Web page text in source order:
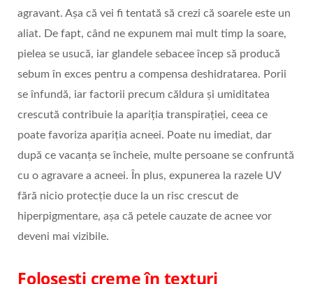
agravant. Așa că vei fi tentată să crezi că soarele este un
aliat. De fapt, când ne expunem mai mult timp la soare,
pielea se usucă, iar glandele sebacee încep să producă
sebum în exces pentru a compensa deshidratarea. Porii
se înfundă, iar factorii precum căldura și umiditatea
crescută contribuie la apariția transpirației, ceea ce
poate favoriza apariția acneei. Poate nu imediat, dar
după ce vacanța se încheie, multe persoane se confruntă
cu o agravare a acneei. În plus, expunerea la razele UV
fără nicio protecție duce la un risc crescut de
hiperpigmentare, așa că petele cauzate de acnee vor
deveni mai vizibile.
Folosești creme în texturi